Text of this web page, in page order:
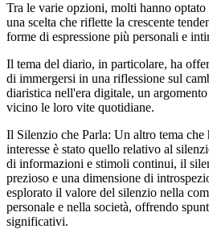
Tra le varie opzioni, molti hanno
una scelta che riflette la crescente
forme di espressione più personali e
Il tema del diario, in particolare, ha
di immergersi in una riflessione sul
diaristica nell'era digitale, un
vicino le loro vite quotidiane.
Il Silenzio che Parla: Un altro tema che
interesse è stato quello relativo al
di informazioni e stimoli continui, il
prezioso e una dimensione di
esplorato il valore del silenzio nella
personale e nella società, offrendo
significativi.